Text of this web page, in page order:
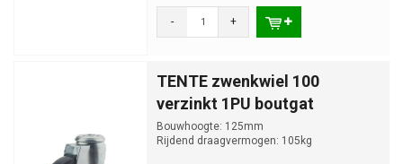
- +
TENTE zwenkwiel 100
verzinkt 1PU boutgat
Bouwhoogte: 125mm
Rijdend draagvermogen: 105kg